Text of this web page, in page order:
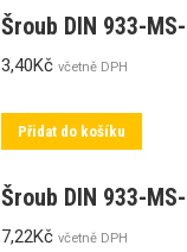
Šroub DIN 933-
3,40Kč včetně DPH
Přidat do košíku
Šroub DIN 933-
7,22Kč včetně DPH